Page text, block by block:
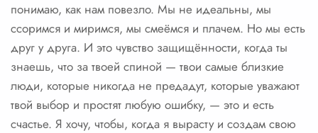
понимаю, как нам повезло. Мы не идеальны, мы
ссоримся и миримся, мы смеёмся и плачем. Но мы есть
друг у друга. И это чувство защищённости, когда ты
знаешь, что за твоей спиной — твои самые близкие
люди, которые никогда не предадут, которые уважают
твой выбор и простят любую ошибку, — это и есть
счастье. Я хочу, чтобы, когда я вырасту и создам свою